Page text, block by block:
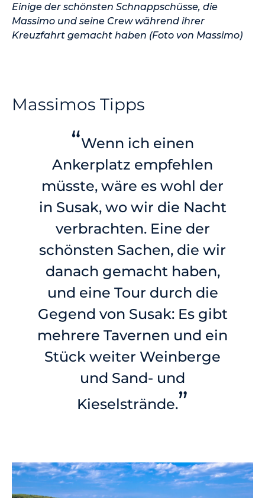
Einige der schönsten Schnappschüsse, die
Massimo und seine Crew während ihrer
Kreuzfahrt gemacht haben (Foto von Massimo)
Massimos Tipps
“Wenn ich einen
Ankerplatz empfehlen
müsste, wäre es wohl der
in Susak, wo wir die Nacht
verbrachten. Eine der
schönsten Sachen, die wir
danach gemacht haben,
und eine Tour durch die
Gegend von Susak: Es gibt
mehrere Tavernen und ein
Stück weiter Weinberge
und Sand- und
Kieselstrände.”